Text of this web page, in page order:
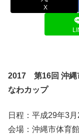
X
2017 第16回 沖縄
なわカップ
日程：平成29年3
会場：沖縄市体育